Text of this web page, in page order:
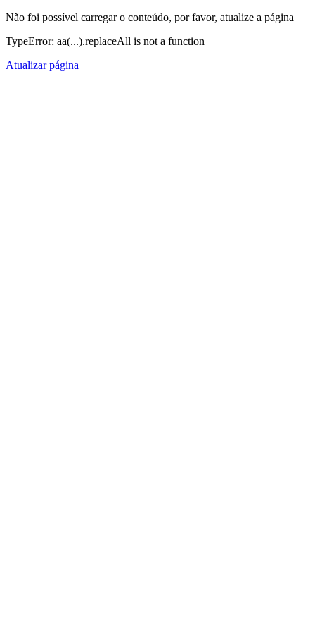
Não foi possível carregar o conteúdo, por favor, atualize a página
TypeError: aa(...).replaceAll is not a function
Atualizar página